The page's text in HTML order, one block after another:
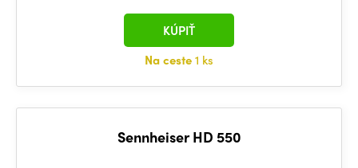
Na ceste1 ks
KÚPIŤ
Sennheiser HD 550